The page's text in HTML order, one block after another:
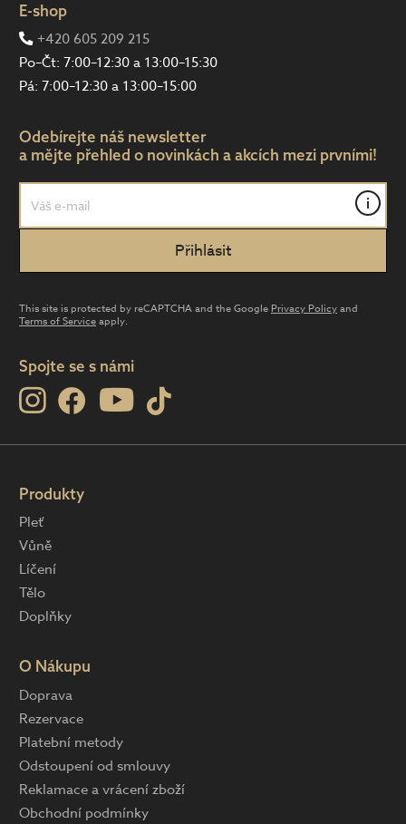
E-shop
+420 605 209 215
Po–Čt: 7:00–12:30 a 13:00–15:30
Pá: 7:00–12:30 a 13:00–15:00
Odebírejte náš newsletter
a mějte přehled o novinkách a akcích mezi prvními!
i
This site is protected by reCAPTCHA and the Google Privacy Policyand
Terms of Serviceapply.
Spojte se s námi
Produkty
Pleť
Vůně
Líčení
Tělo
Doplňky
O Nákupu
Doprava
Rezervace
Platební metody
Odstoupení od smlouvy
Reklamace a vrácení zboží
Obchodní podmínky